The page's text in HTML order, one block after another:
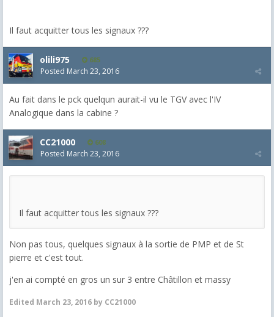
Il faut acquitter tous les signaux ???
olili975 685
Posted March 23, 2016
Au fait dans le pck quelqun aurait-il vu le TGV avec l'IV
Analogique dans la cabine ?
CC21000 608
Posted March 23, 2016
Il faut acquitter tous les signaux ???
Non pas tous, quelques signaux à la sortie de PMP et de St
pierre et c'est tout.
j'en ai compté en gros un sur 3 entre Châtillon et massy
Edited March 23, 2016 by CC21000